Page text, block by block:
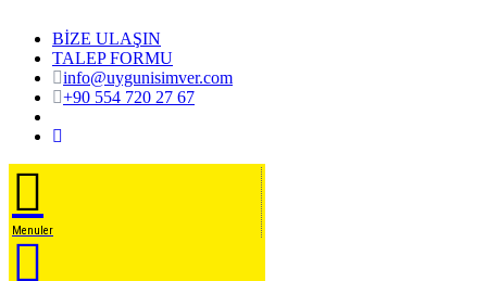
BİZE ULAŞIN
TALEP FORMU
info@uygunisimver.com
+90 554 720 27 67
Menuler